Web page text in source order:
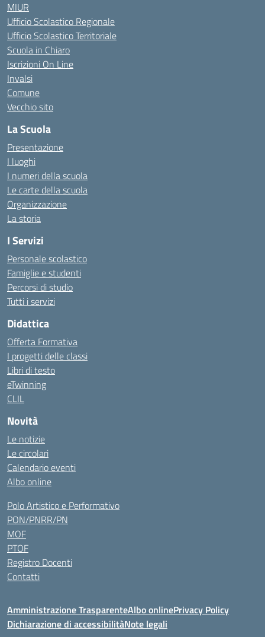
MIUR
Ufficio Scolastico Regionale
Ufficio Scolastico Territoriale
Scuola in Chiaro
Iscrizioni On Line
Invalsi
Comune
Vecchio sito
La Scuola
Presentazione
I luoghi
I numeri della scuola
Le carte della scuola
Organizzazione
La storia
I Servizi
Personale scolastico
Famiglie e studenti
Percorsi di studio
Tutti i servizi
Didattica
Offerta Formativa
I progetti delle classi
Libri di testo
eTwinning
CLIL
Novità
Le notizie
Le circolari
Calendario eventi
Albo online
Polo Artistico e Performativo
PON/PNRR/PN
MOF
PTOF
Registro Docenti
Contatti
Amministrazione TrasparenteAlbo onlinePrivacy Policy
Dichiarazione di accessibilitàNote legali